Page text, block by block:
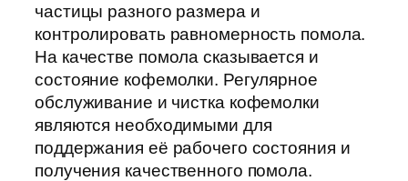
частицы разного размера и
контролировать равномерность помола.
На качестве помола сказывается и
состояние кофемолки. Регулярное
обслуживание и чистка кофемолки
являются необходимыми для
поддержания её рабочего состояния и
получения качественного помола.